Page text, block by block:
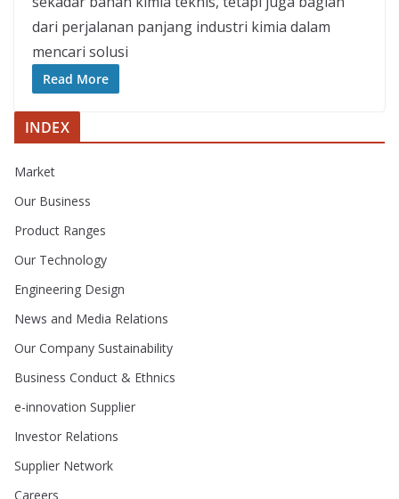
dari perjalanan panjang industri kimia dalam
mencari solusi
Read More
INDEX
Market
Our Business
Product Ranges
Our Technology
Engineering Design
News and Media Relations
Our Company Sustainability
Business Conduct & Ethnics
e-innovation Supplier
Investor Relations
Supplier Network
Careers